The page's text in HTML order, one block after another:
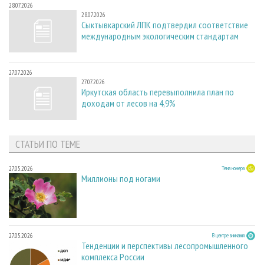
28.07.2026
28.07.2026
Сыктывкарский ЛПК подтвердил соответствие
международным экологическим стандартам
27.07.2026
27.07.2026
Иркутская область перевыполнила план по
доходам от лесов на 4,9%
СТАТЬИ ПО ТЕМЕ
27.05.2026 Тема номера
Миллионы под ногами
27.05.2026 В центре внимания
Тенденции и перспективы лесопромышленного
комплекса России